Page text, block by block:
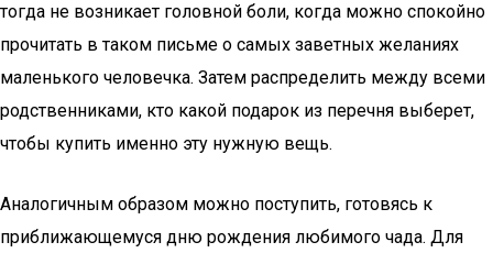
тогда не возникает головной боли, когда можно спокойно
прочитать в таком письме о самых заветных желаниях
маленького человечка. Затем распределить между всеми
родственниками, кто какой подарок из перечня выберет,
чтобы купить именно эту нужную вещь.
Аналогичным образом можно поступить, готовясь к
приближающемуся дню рождения любимого чада. Для